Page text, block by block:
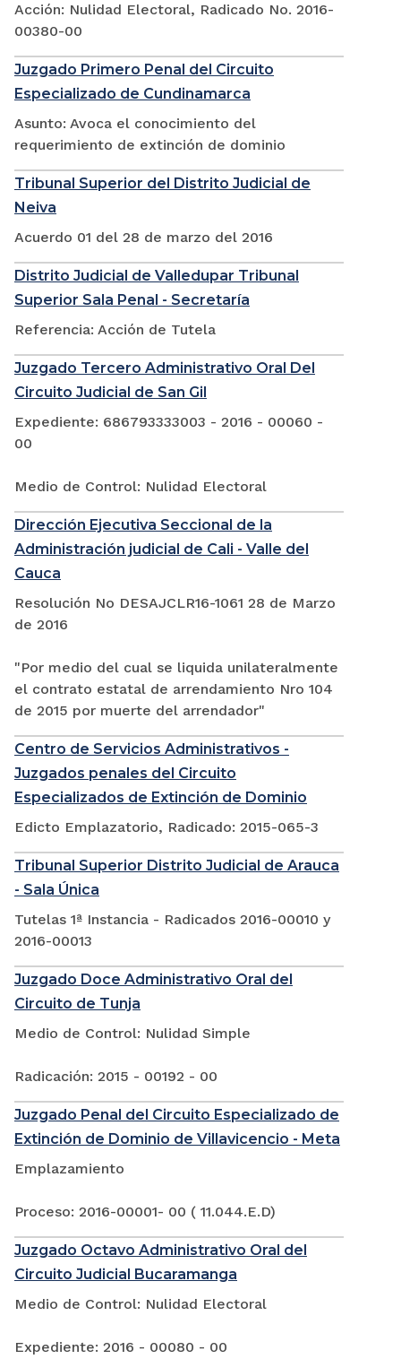
Acción: Nulidad Electoral, Radicado No. 2016-
00380-00
Juzgado Primero Penal del Circuito
Especializado de Cundinamarca
Asunto: Avoca el conocimiento del
requerimiento de extinción de dominio
Tribunal Superior del Distrito Judicial de
Neiva
Acuerdo 01 del 28 de marzo del 2016
Distrito Judicial de Valledupar Tribunal
Superior Sala Penal - Secretaría
Referencia: Acción de Tutela
Juzgado Tercero Administrativo Oral Del
Circuito Judicial de San Gil
Expediente: 686793333003 - 2016 - 00060 -
00
Medio de Control: Nulidad Electoral
Dirección Ejecutiva Seccional de la
Administración judicial de Cali - Valle del
Cauca
Resolución No DESAJCLR16-1061 28 de Marzo
de 2016
"Por medio del cual se liquida unilateralmente
el contrato estatal de arrendamiento Nro 104
de 2015 por muerte del arrendador"
Centro de Servicios Administrativos -
Juzgados penales del Circuito
Especializados de Extinción de Dominio
Edicto Emplazatorio, Radicado: 2015-065-3
Tribunal Superior Distrito Judicial de Arauca
- Sala Única
Tutelas 1ª Instancia - Radicados 2016-00010 y
2016-00013
Juzgado Doce Administrativo Oral del
Circuito de Tunja
Medio de Control: Nulidad Simple
Radicación: 2015 - 00192 - 00
Juzgado Penal del Circuito Especializado de
Extinción de Dominio de Villavicencio - Meta
Emplazamiento
Proceso: 2016-00001- 00 ( 11.044.E.D)
Juzgado Octavo Administrativo Oral del
Circuito Judicial Bucaramanga
Medio de Control: Nulidad Electoral
Expediente: 2016 - 00080 - 00